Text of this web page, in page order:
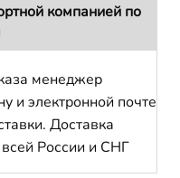
компанией по
менеджер
и электронной почте
Доставка
России и СНГ